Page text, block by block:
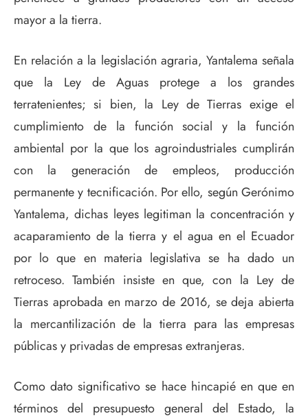
mayor a la tierra.
En relación a la legislación agraria, Yantalema señala
que la Ley de Aguas protege a los grandes
terratenientes; si bien, la Ley de Tierras exige el
cumplimiento de la función social y la función
ambiental por la que los agroindustriales cumplirán
con la generación de empleos, producción
permanente y tecnificación. Por ello, según Gerónimo
Yantalema, dichas leyes legitiman la concentración y
acaparamiento de la tierra y el agua en el Ecuador
por lo que en materia legislativa se ha dado un
retroceso. También insiste en que, con la Ley de
Tierras aprobada en marzo de 2016, se deja abierta
la mercantilización de la tierra para las empresas
públicas y privadas de empresas extranjeras.
Como dato significativo se hace hincapié en que en
términos del presupuesto general del Estado, la